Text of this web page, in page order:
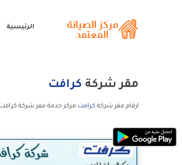
الرئيسية
مقر شركة كرافت
ارقام مقر شركة كرافت مركز خدمة مقر شركة